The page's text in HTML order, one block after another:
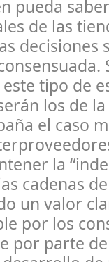
pueda
de las
decisiones
tipo de
los de
el caso
la
cadenas
un valor
por los
por parte